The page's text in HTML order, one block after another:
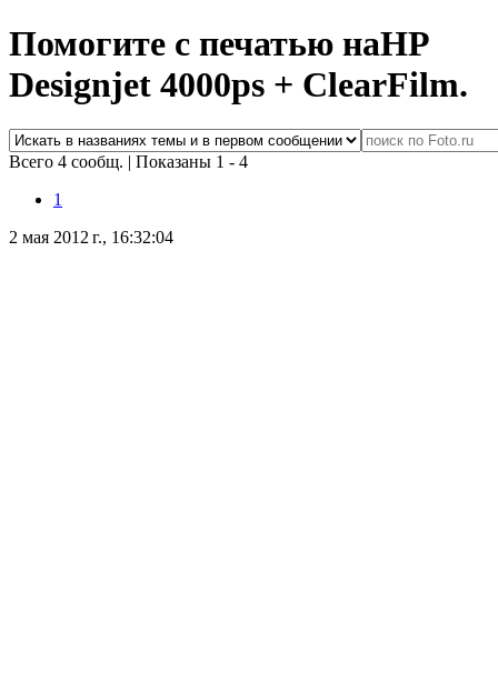
Помогите с печатью наHP
Designjet 4000ps + ClearFilm.
Всего 4 сообщ. | Показаны 1 - 4
1
2 мая 2012 г., 16:32:04